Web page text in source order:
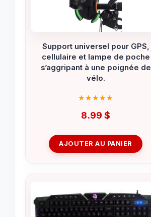
Support universel pour GPS,
cellulaire et lampe de poche
s’aggripant à une poignée de
vélo.
8.99 $
AJOUTER AU PANIER